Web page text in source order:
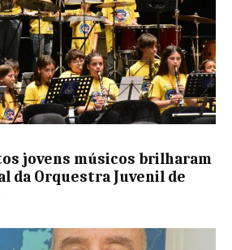
jovens músicos brilharam
da Orquestra Juvenil de